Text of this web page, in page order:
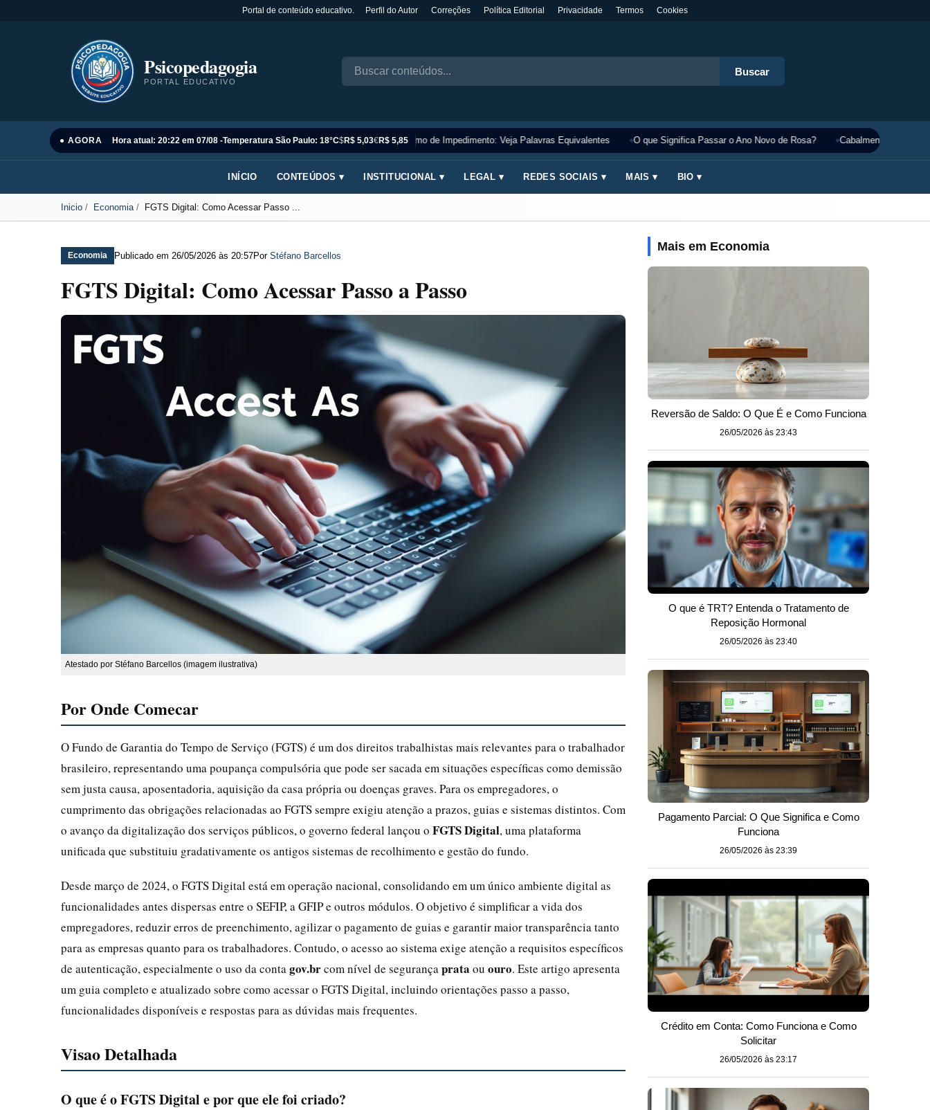
Portal de conteúdo educativo. Perfil do Autor Correções Política Editorial Privacidade Termos Cookies
Psicopedagogia
PORTAL EDUCATIVO
Buscar
● AGORA Hora atual: 20:22 em 07/08 -Temperatura São Paulo: 18°C$R$ 5,03€R$ 5,85
Sinônimo de Impedimento: Veja Palavras Equivalentes O que Significa Passar o Ano Novo de Rosa? Cabalmente
INÍCIO CONTEÚDOS ▾ INSTITUCIONAL ▾ LEGAL ▾ REDES SOCIAIS ▾ MAIS ▾ BIO ▾
Inicio Economia FGTS Digital: Como Acessar Passo ...
Economia Publicado em 26/05/2026 às 20:57Por Stéfano Barcellos
FGTS Digital: Como Acessar Passo a Passo
Atestado por Stéfano Barcellos (imagem ilustrativa)
Por Onde Comecar
O Fundo de Garantia do Tempo de Serviço (FGTS) é um dos direitos trabalhistas mais relevantes para o trabalhador
brasileiro, representando uma poupança compulsória que pode ser sacada em situações específicas como demissão
sem justa causa, aposentadoria, aquisição da casa própria ou doenças graves. Para os empregadores, o
cumprimento das obrigações relacionadas ao FGTS sempre exigiu atenção a prazos, guias e sistemas distintos. Com
o avanço da digitalização dos serviços públicos, o governo federal lançou o FGTS Digital, uma plataforma
unificada que substituiu gradativamente os antigos sistemas de recolhimento e gestão do fundo.
Desde março de 2024, o FGTS Digital está em operação nacional, consolidando em um único ambiente digital as
funcionalidades antes dispersas entre o SEFIP, a GFIP e outros módulos. O objetivo é simplificar a vida dos
empregadores, reduzir erros de preenchimento, agilizar o pagamento de guias e garantir maior transparência tanto
para as empresas quanto para os trabalhadores. Contudo, o acesso ao sistema exige atenção a requisitos específicos
de autenticação, especialmente o uso da conta gov.brcom nível de segurança prata ou ouro. Este artigo apresenta
um guia completo e atualizado sobre como acessar o FGTS Digital, incluindo orientações passo a passo,
funcionalidades disponíveis e respostas para as dúvidas mais frequentes.
Visao Detalhada
O que é o FGTS Digital e por que ele foi criado?
Mais em Economia
Reversão de Saldo: O Que É e Como Funciona
26/05/2026 às 23:43
O que é TRT? Entenda o Tratamento de
Reposição Hormonal
26/05/2026 às 23:40
Pagamento Parcial: O Que Significa e Como
Funciona
26/05/2026 às 23:39
Crédito em Conta: Como Funciona e Como
Solicitar
26/05/2026 às 23:17